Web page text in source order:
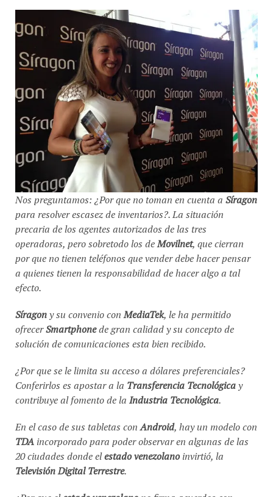
Nos preguntamos: ¿Por que no toman en cuenta a Síragon
para resolver escasez de inventarios?. La situación
precaria de los agentes autorizados de las tres
operadoras, pero sobretodo los deMovilnet, que cierran
por que no tienen teléfonos que vender debe hacer pensar
a quienes tienen la responsabilidad de hacer algo a tal
efecto.
Síragony su convenio conMediaTek, le ha permitido
ofrecerSmartphonede gran calidad y su concepto de
solución de comunicaciones esta bien recibido.
¿Por que se le limita su acceso a dólares preferenciales?
Conferirlos es apostar a la Transferencia Tecnológicay
contribuye al fomento de la Industria Tecnológica.
En el caso de sus tabletas conAndroid, hay un modelo con
TDA incorporado para poder observar en algunas de las
20 ciudades donde elestado venezolano invirtió, la
Televisión Digital Terrestre.